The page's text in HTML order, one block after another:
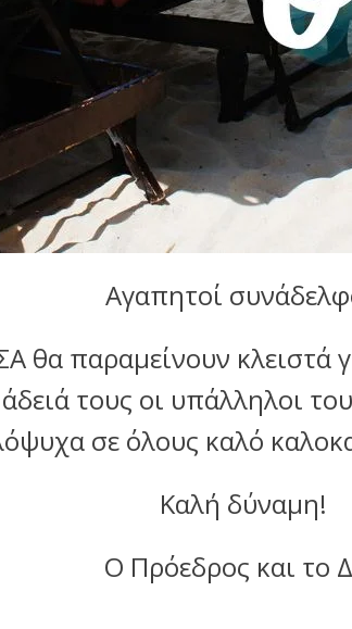
Αγαπητοί
θα παραμείνουν κλειστά
τους οι υπάλληλοι
σε όλους καλό
Καλή δύναμη!
Ο Πρόεδρος και το